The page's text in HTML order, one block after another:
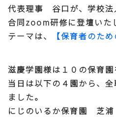
代表理事 谷口が、学校法
合同zoom研修に登壇いた
テーマは、
【保育者のた
滋慶学園様は１０の保育園
当日は以下の４園から、
ました。
にじのいるか保育園 芝